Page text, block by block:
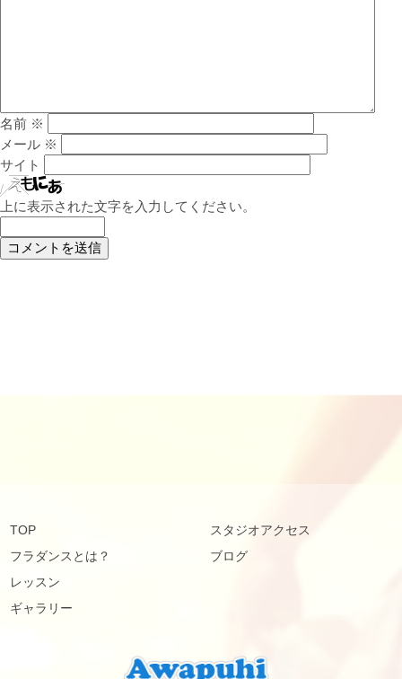
名前 ※
メール ※
サイト
上に表示された文字を入力してください。
TOP
フラダンスとは？
レッスン
ギャラリー
スタジオアクセス
ブログ